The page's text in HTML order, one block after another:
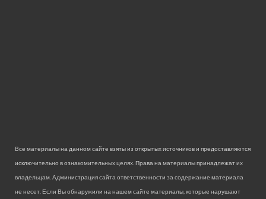
Все материалы на данном сайте взяты из открытых источников и предоставляются
исключительно в ознакомительных целях. Права на материалы принадлежат их
владельцам. Администрация сайта ответственности за содержание материала
не несет. Если Вы обнаружили на нашем сайте материалы, которые нарушают